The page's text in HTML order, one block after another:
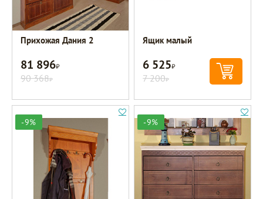
Прихожая Дания 2
81 896Р
90 368Р
Ящик малый
6 525Р
7 200Р
-9% -9%